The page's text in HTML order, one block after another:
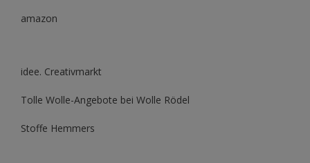
amazon
idee. Creativmarkt
Tolle Wolle-Angebote bei Wolle Rödel
Stoffe Hemmers